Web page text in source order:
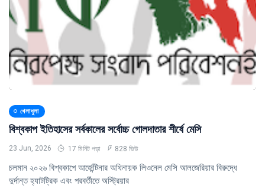
খেলাধুলা
বিশ্বকাপ ইতিহাসের সর্বকালের সর্বোচ্চ গোলদাতার শীর্ষে মেসি
23 Jun, 2026 17 মিনিট পড়া 828 ভিউ
চলমান ২০২৬ বিশ্বকাপে আর্জেন্টিনার অধিনায়ক লিওনেল মেসি আলজেরিয়ার বিরুদ্ধে
দুর্দান্ত হ্যাটট্রিক এবং পরবর্তীতে অস্ট্রিয়ার